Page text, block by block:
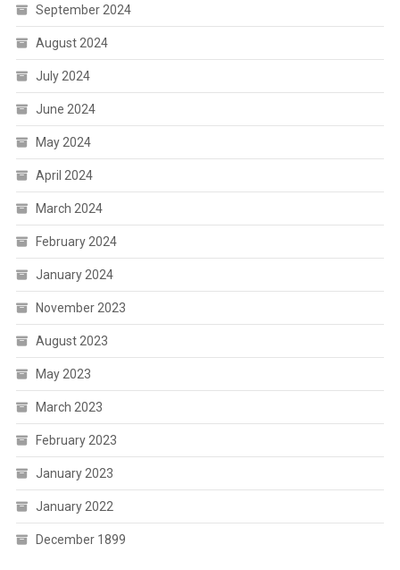
September 2024
August 2024
July 2024
June 2024
May 2024
April 2024
March 2024
February 2024
January 2024
November 2023
August 2023
May 2023
March 2023
February 2023
January 2023
January 2022
December 1899